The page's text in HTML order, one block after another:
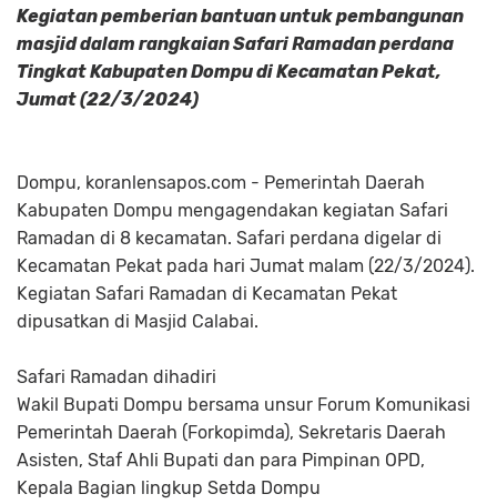
Kegiatan pemberian bantuan untuk pembangunan
masjid dalam rangkaian Safari Ramadan perdana
Tingkat Kabupaten Dompu di Kecamatan Pekat,
Jumat (22/3/2024)
Dompu, koranlensapos.com - Pemerintah Daerah
Kabupaten Dompu mengagendakan kegiatan Safari
Ramadan di 8 kecamatan. Safari perdana digelar di
Kecamatan Pekat pada hari Jumat malam (22/3/2024).
Kegiatan Safari Ramadan di Kecamatan Pekat
dipusatkan di Masjid Calabai.
Safari Ramadan dihadiri
Wakil Bupati Dompu bersama unsur Forum Komunikasi
Pemerintah Daerah (Forkopimda), Sekretaris Daerah
Asisten, Staf Ahli Bupati dan para Pimpinan OPD,
Kepala Bagian lingkup Setda Dompu